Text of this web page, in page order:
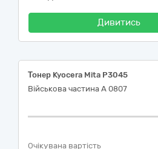
Дивитись
Тонер Kyocera Mita P3045
Військова частина А 0807
Очікувана вартість